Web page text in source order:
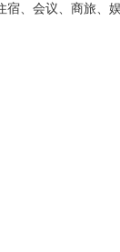
宿、会议、商旅、